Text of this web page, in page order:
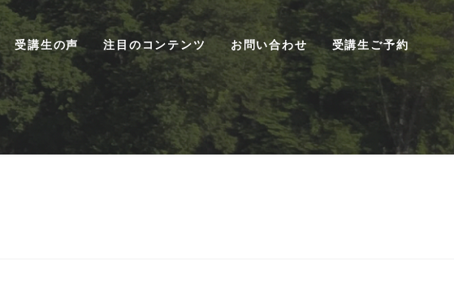
受講生の声 注目のコンテンツ お問い合わせ 受講生ご予約